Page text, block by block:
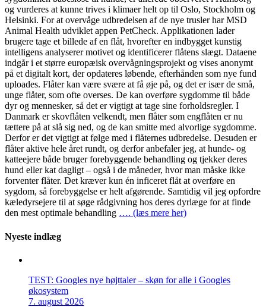
og vurderes at kunne trives i klimaer helt op til Oslo, Stockholm og
Helsinki. For at overvåge udbredelsen af de nye trusler har MSD
Animal Health udviklet appen PetCheck. Applikationen lader
brugere tage et billede af en flåt, hvorefter en indbygget kunstig
intelligens analyserer motivet og identificerer flåtens slægt. Dataene
indgår i et større europæisk overvågningsprojekt og vises anonymt
på et digitalt kort, der opdateres løbende, efterhånden som nye fund
uploades. Flåter kan være svære at få øje på, og det er især de små,
unge flåter, som ofte overses. De kan overføre sygdomme til både
dyr og mennesker, så det er vigtigt at tage sine forholdsregler. I
Danmark er skovflåten velkendt, men flåter som engflåten er nu
tættere på at slå sig ned, og de kan smitte med alvorlige sygdomme.
Derfor er det vigtigt at følge med i flåternes udbredelse. Desuden er
flåter aktive hele året rundt, og derfor anbefaler jeg, at hunde- og
katteejere både bruger forebyggende behandling og tjekker deres
hund eller kat dagligt – også i de måneder, hvor man måske ikke
forventer flåter. Det kræver kun én inficeret flåt at overføre en
sygdom, så forebyggelse er helt afgørende. Samtidig vil jeg opfordre
kæledyrsejere til at søge rådgivning hos deres dyrlæge for at finde
den mest optimale behandling …. (læs mere her)
Nyeste indlæg
TEST: Googles nye højttaler – skøn for alle i Googles
økosystem
7. august 2026